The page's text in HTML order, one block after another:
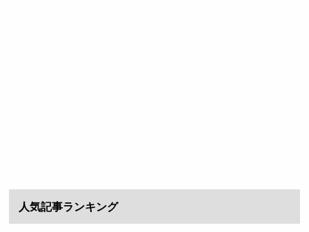
人気記事ランキング